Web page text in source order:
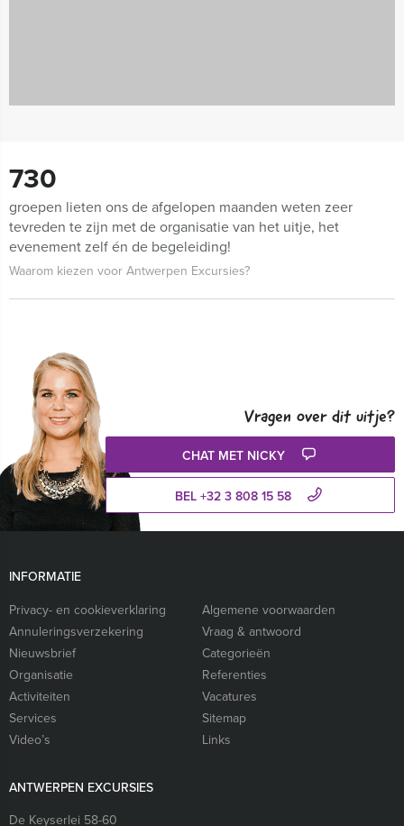
730
groepen lieten ons de afgelopen maanden weten zeer
tevreden te zijn met de organisatie van het uitje, het
evenement zelf én de begeleiding!
Waarom kiezen voor Antwerpen Excursies?
Vragen over dit uitje?
CHAT MET NICKY
BEL +32 3 808 15 58
INFORMATIE
Privacy- en cookieverklaring
Algemene voorwaarden
Annuleringsverzekering
Vraag & antwoord
Nieuwsbrief
Categorieën
Organisatie
Referenties
Activiteiten
Vacatures
Services
Sitemap
Video’s
Links
ANTWERPEN EXCURSIES
De Keyserlei 58-60